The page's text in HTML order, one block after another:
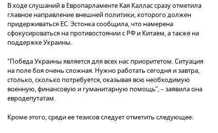
В ходе слушаний в Европарламенте Кая Каллас сразу отметила
главное направление внешней политики, которого должен
придерживаться ЕС. Эстонка сообщила, что намерена
сфокусироваться на противостоянии с РФ и Китаем, а также на
поддержке Украины.
"Победа Украины является для всех нас приоритетом. Ситуация
на поле боя очень сложная. Нужно работать сегодня и завтра,
столько, сколько потребуется, оказывая всю необходимую
военную, финансовую и гуманитарную помощь", – заявила она
евродепутатам.
Кроме этого, среди ее тезисов следует отметить следующее: